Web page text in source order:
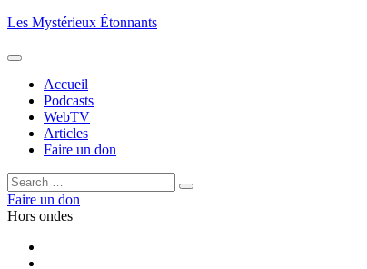
Aller
contenu
Les Mystérieux Étonnants
Accueil
Podcasts
WebTV
Articles
Faire un don
Rechercher :
Rechercher
Faire un don
Hors ondes